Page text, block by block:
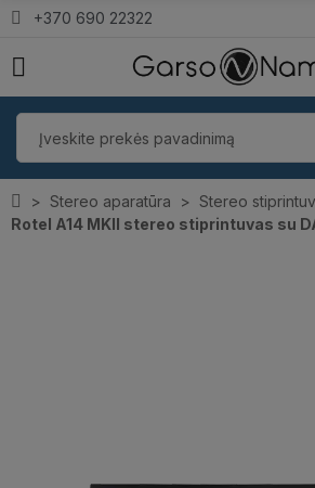
+370 690 22322
Stereo aparatūra
Stereo
Rotel A14 MKII stereo stiprintuvas su